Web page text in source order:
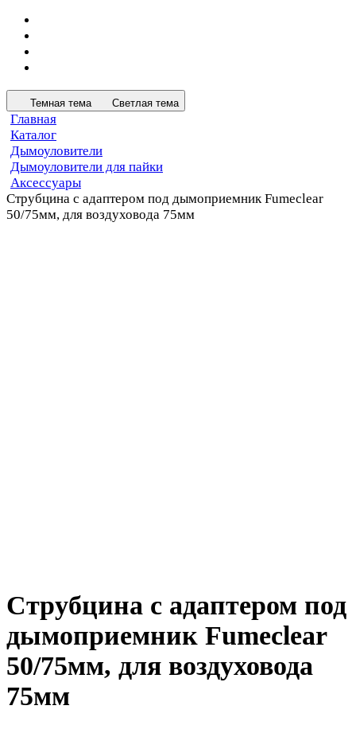
Темная тема Светлая тема
Главная
Каталог
Дымоуловители
Дымоуловители для пайки
Аксессуары
Струбцина с адаптером под дымоприемник Fumeclear
50/75мм, для воздуховода 75мм
Струбцина с адаптером под
дымоприемник Fumeclear
50/75мм, для воздуховода
75мм